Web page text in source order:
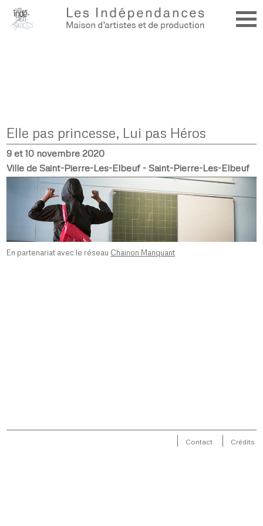
Elle pas princesse, Lui pas Héros
9 et 10 novembre 2020
Ville de Saint-Pierre-Les-Elbeuf - Saint-Pierre-Les-Elbeuf
En partenariat avec le réseau Chainon Manquant
Contact Crédits